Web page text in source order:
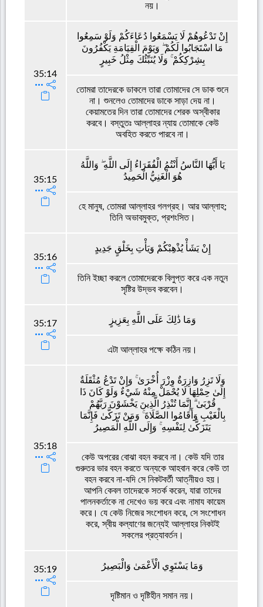
নয়।
35:14
إِنْ تَدْعُوهُمْ لَا يَسْمَعُوا دُعَاءَكُمْ وَلَوْ سَمِعُوا
مَا اسْتَجَابُوا لَكُمْ ۖ وَيَوْمَ الْقِيَامَةِ يَكْفُرُونَ
بِشِرْكِكُمْ ۚ وَلَا يُنَبِّئُكَ مِثْلُ خَبِيرٍ
তোমরা তাদেরকে ডাকলে তারা তোমাদের সে ডাক শুনে
না। শুনলেও তোমাদের ডাকে সাড়া দেয় না।
কেয়ামতের দিন তারা তোমাদের শেরক অস্বীকার
করবে। বস্তুতঃ আল্লাহর ন্যায় তোমাকে কেউ
অবহিত করতে পারবে না।
35:15
يَا أَيُّهَا النَّاسُ أَنْتُمُ الْفُقَرَاءُ إِلَى اللَّهِ ۖ وَاللَّهُ
هُوَ الْغَنِيُّ الْحَمِيدُ
হে মানুষ, তোমরা আল্লাহর গলগ্রহ। আর আল্লাহ;
তিনি অভাবমুক্ত, প্রশংসিত।
35:16
إِنْ يَشَأْ يُذْهِبْكُمْ وَيَأْتِ بِخَلْقٍ جَدِيدٍ
তিনি ইচ্ছা করলে তোমাদেরকে বিলুপ্ত করে এক নতুন
সৃষ্টির উদ্ভব করবেন।
35:17 وَمَا ذَٰلِكَ عَلَى اللَّهِ بِعَزِيزٍ
এটা আল্লাহর পক্ষে কঠিন নয়।
35:18
وَلَا تَزِرُ وَازِرَةٌ وِزْرَ أُخْرَىٰ ۚ وَإِنْ تَدْعُ مُثْقَلَةٌ
إِلَىٰ حِمْلِهَا لَا يُحْمَلْ مِنْهُ شَيْءٌ وَلَوْ كَانَ ذَا
قُرْبَىٰ ۗ إِنَّمَا تُنْذِرُ الَّذِينَ يَخْشَوْنَ رَبَّهُمْ
بِالْغَيْبِ وَأَقَامُوا الصَّلَاةَ ۚ وَمَنْ تَزَكَّىٰ فَإِنَّمَا
يَتَزَكَّىٰ لِنَفْسِهِ ۚ وَإِلَى اللَّهِ الْمَصِيرُ
কেউ অপরের বোঝা বহন করবে না। কেউ যদি তার
গুরুতর ভার বহন করতে অন্যকে আহবান করে কেউ তা
বহন করবে না-যদি সে নিকটবর্তী আত্নীয়ও হয়।
আপনি কেবল তাদেরকে সতর্ক করেন, যারা তাদের
পালনকর্তাকে না দেখেও ভয় করে এবং নামায কায়েম
করে। যে কেউ নিজের সংশোধন করে, সে সংশোধন
করে, স্বীয় কল্যাণের জন্যেই আল্লাহর নিকটই
সকলের প্রত্যাবর্তন।
35:19 وَمَا يَسْتَوِي الْأَعْمَىٰ وَالْبَصِيرُ
দৃষ্টিমান ও দৃষ্টিহীন সমান নয়।